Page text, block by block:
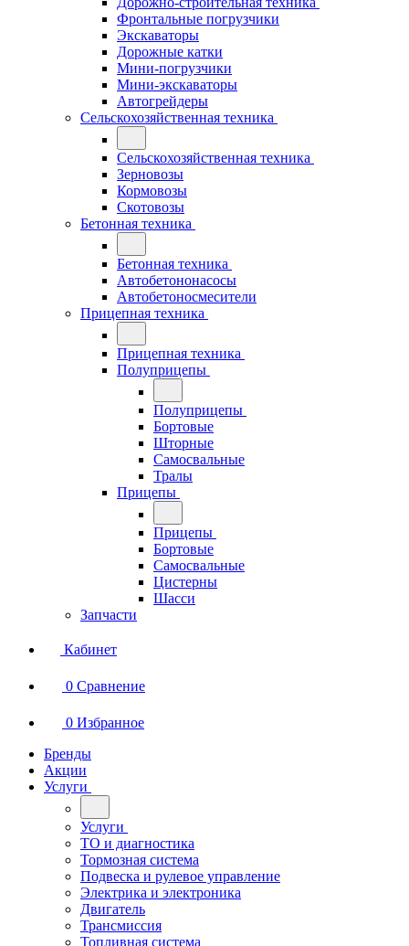
Фронтальные погрузчики
Экскаваторы
Дорожные катки
Мини-погрузчики
Мини-экскаваторы
Автогрейдеры
Сельскохозяйственная техника
Сельскохозяйственная техника
Зерновозы
Кормовозы
Скотовозы
Бетонная техника
Бетонная техника
Автобетононасосы
Автобетоносмесители
Прицепная техника
Прицепная техника
Полуприцепы
Полуприцепы
Бортовые
Шторные
Самосвальные
Тралы
Прицепы
Прицепы
Бортовые
Самосвальные
Цистерны
Шасси
Запчасти
Кабинет
0 Сравнение
0 Избранное
Бренды
Акции
Услуги
Услуги
ТО и диагностика
Тормозная система
Подвеска и рулевое управление
Электрика и электроника
Двигатель
Трансмиссия
Топливная система